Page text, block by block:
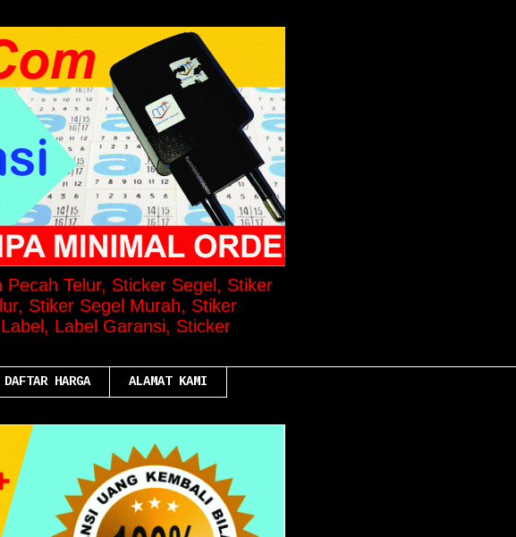
Telur, Sticker Segel, Stiker
Stiker Segel Murah, Stiker
Label Garansi, Sticker
DAFTAR HARGA ALAMAT KAMI